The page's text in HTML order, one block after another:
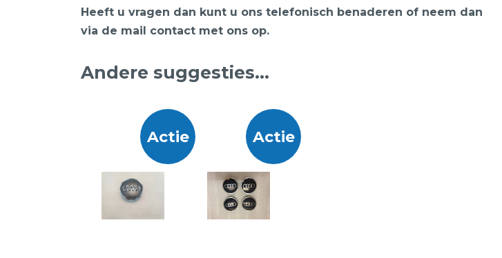
Heeft u vragen dan kunt u ons telefonisch benaderen of neem dan
via de mail contact met ons op.
Andere suggesties…
Actie Actie